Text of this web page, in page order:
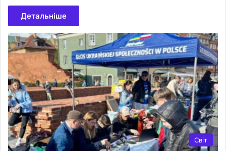
Детальніше
Світ